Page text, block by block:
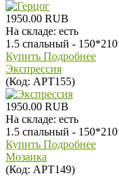
1950.00 RUB
На складе: есть
1.5 спальный - 150*210
Купить Подробнее
Экспрессия
(Код: АРТ155)
1950.00 RUB
На складе: есть
1.5 спальный - 150*210
Купить Подробнее
Мозаика
(Код: АРТ149)